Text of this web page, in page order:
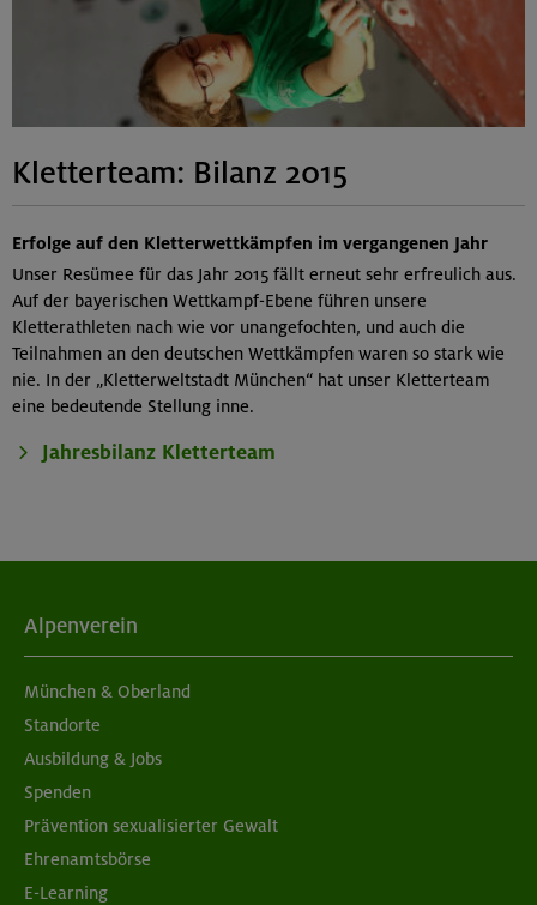
Kletterteam: Bilanz 2015
Erfolge auf den Kletterwettkämpfen im vergangenen Jahr
Unser Resümee für das Jahr 2015 fällt erneut sehr erfreulich aus.
Auf der bayerischen Wettkampf-Ebene führen unsere
Kletterathleten nach wie vor unangefochten, und auch die
Teilnahmen an den deutschen Wettkämpfen waren so stark wie
nie. In der „Kletterweltstadt München“ hat unser Kletterteam
eine bedeutende Stellung inne.
Jahresbilanz Kletterteam
Alpenverein
München & Oberland
Standorte
Ausbildung & Jobs
Spenden
Prävention sexualisierter Gewalt
Ehrenamtsbörse
E-Learning